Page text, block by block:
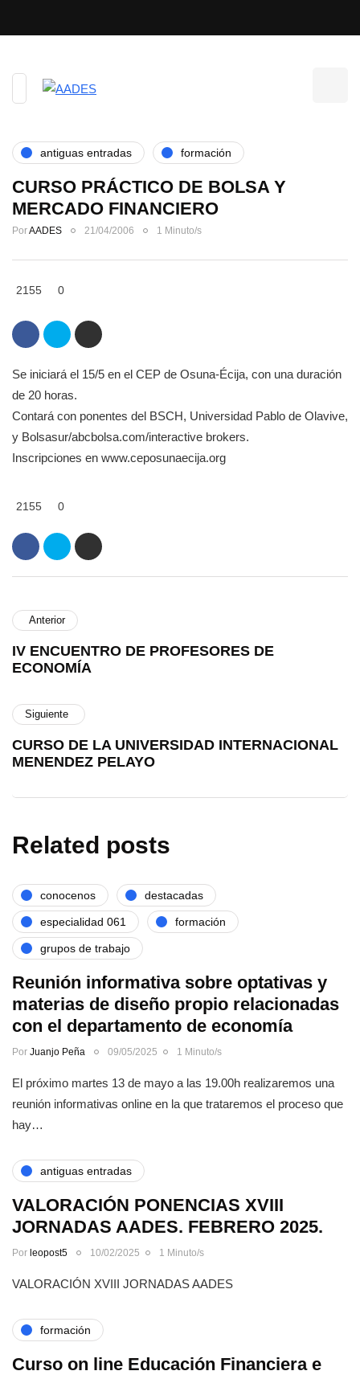
antiguas entradas formación
CURSO PRÁCTICO DE BOLSA Y
MERCADO FINANCIERO
PorAADES 21/04/2006 1 Minuto/s
2155 0
Se iniciará el 15/5 en el CEP de Osuna-Écija, con una duración
de 20 horas.
Contará con ponentes del BSCH, Universidad Pablo de Olavive,
y Bolsasur/abcbolsa.com/interactive brokers.
Inscripciones en www.ceposunaecija.org
2155 0
Anterior
IV ENCUENTRO DE PROFESORES DE
ECONOMÍA
Siguiente
CURSO DE LA UNIVERSIDAD INTERNACIONAL
MENENDEZ PELAYO
Related posts
conocenos destacadas
especialidad 061 formación
grupos de trabajo
Reunión informativa sobre optativas y
materias de diseño propio relacionadas
con el departamento de economía
Por Juanjo Peña 09/05/2025 1 Minuto/s
El próximo martes 13 de mayo a las 19.00h realizaremos una
reunión informativas online en la que trataremos el proceso que
hay…
antiguas entradas
VALORACIÓN PONENCIAS XVIII
JORNADAS AADES. FEBRERO 2025.
Por leopost5 10/02/2025 1 Minuto/s
VALORACIÓN XVIII JORNADAS AADES
formación
Curso on line Educación Financiera e